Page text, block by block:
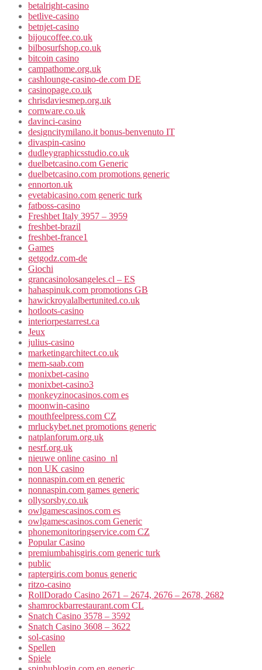
betalright-casino
betlive-casino
betnjet-casino
bijoucoffee.co.uk
bilbosurfshop.co.uk
bitcoin casino
campathome.org.uk
cashlounge-casino-de.com DE
casinopage.co.uk
chrisdaviesmep.org.uk
cornware.co.uk
davinci-casino
designcitymilano.it bonus-benvenuto IT
divaspin-casino
dudleygraphicsstudio.co.uk
duelbetcasino.com Generic
duelbetcasino.com promotions generic
ennorton.uk
evetabicasino.com generic turk
fatboss-casino
Freshbet Italy 3957 – 3959
freshbet-brazil
freshbet-france1
Games
getgodz.com-de
Giochi
grancasinolosangeles.cl – ES
hahaspinuk.com promotions GB
hawickroyalalbertunited.co.uk
hotloots-casino
interiorpestarrest.ca
Jeux
julius-casino
marketingarchitect.co.uk
mem-saab.com
monixbet-casino
monixbet-casino3
monkeyzinocasinos.com es
moonwin-casino
mouthfeelpress.com CZ
mrluckybet.net promotions generic
natplanforum.org.uk
nesrf.org.uk
nieuwe online casino_nl
non UK casino
nonnaspin.com en generic
nonnaspin.com games generic
ollysorsby.co.uk
owlgamescasinos.com es
owlgamescasinos.com Generic
phonemonitoringservice.com CZ
Popular Casino
premiumbahisgiris.com generic turk
public
raptergiris.com bonus generic
ritzo-casino
RollDorado Casino 2671 – 2674, 2676 – 2678, 2682
shamrockbarrestaurant.com CL
Snatch Casino 3578 – 3592
Snatch Casino 3608 – 3622
sol-casino
Spellen
Spiele